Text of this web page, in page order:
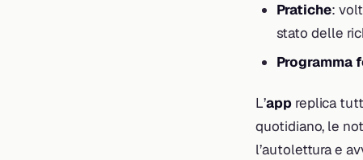
Pratiche:
stato delle
Programma
L’appreplica
quotidiano, le
l’autolettura e